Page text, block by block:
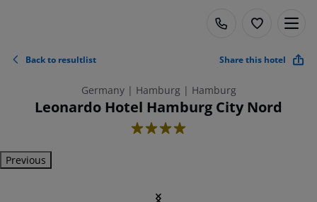
Back to resultlist Share this hotel
Germany | Hamburg | Hamburg
Leonardo Hotel Hamburg City Nord
4
Previous